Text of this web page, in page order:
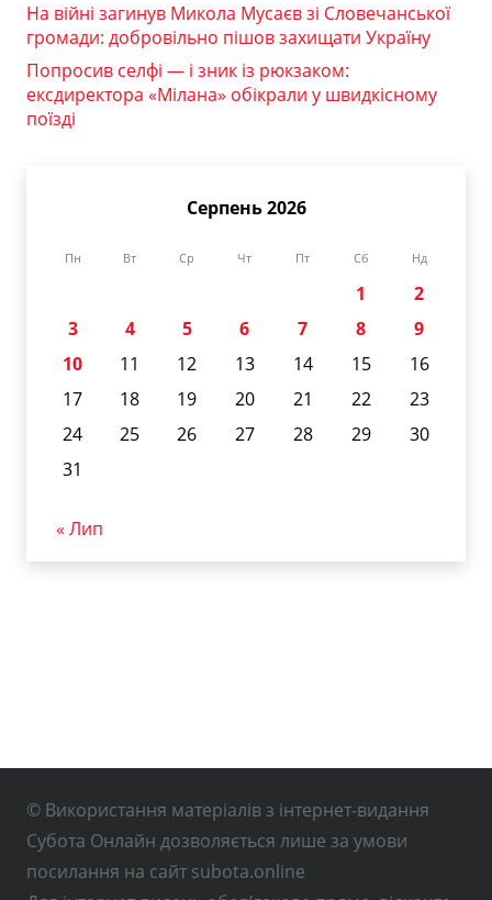
На війні загинув Микола Мусаєв зі Словечанської
громади: добровільно пішов захищати Україну
Попросив селфі — і зник із рюкзаком:
ексдиректора «Мілана» обікрали у швидкісному
поїзді
Серпень 2026
Пн Вт Ср Чт Пт Сб Нд
1
2
3
4 5 6 7 8
9
10
11 12 13 14 15
16
17
18 19 20 21 22
23
24
25 26 27 28 29
30
31
« Лип
© Використання матеріалів з інтернет-видання
Субота Онлайн дозволяється лише за умови
посилання на сайт subota.online